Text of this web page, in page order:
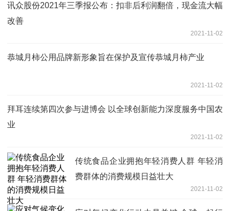
讯众股份2021年三季报公布：扣非后利润翻倍，现金流大幅
改善
2021-11-02
恭城月柿公用品牌新形象旨在保护及宣传恭城月柿产业
2021-11-02
拜耳连续第四次参与进博会 以全球创新能力深度服务中国农
业
2021-11-02
传统食品企业拥抱年轻消费人群 年轻消
费群体的消费规模日益壮大
2021-11-02